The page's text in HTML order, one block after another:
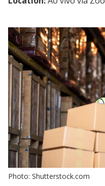
Photo: Shutterstock.com